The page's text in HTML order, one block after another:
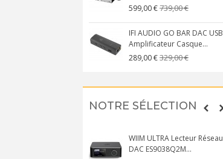
599,00 €739,00 €
IFI AUDIO GO BAR DAC USB
Amplificateur Casque...
289,00 €329,00 €
NOTRE SÉLECTION
WIIM ULTRA Lecteur Réseau
DAC ES9038Q2M...